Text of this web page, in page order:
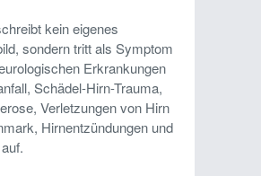
kein eigenes
sondern tritt als Symptom
Erkrankungen
Schädel-Hirn-Trauma,
Verletzungen von Hirn
Hirnentzündungen und